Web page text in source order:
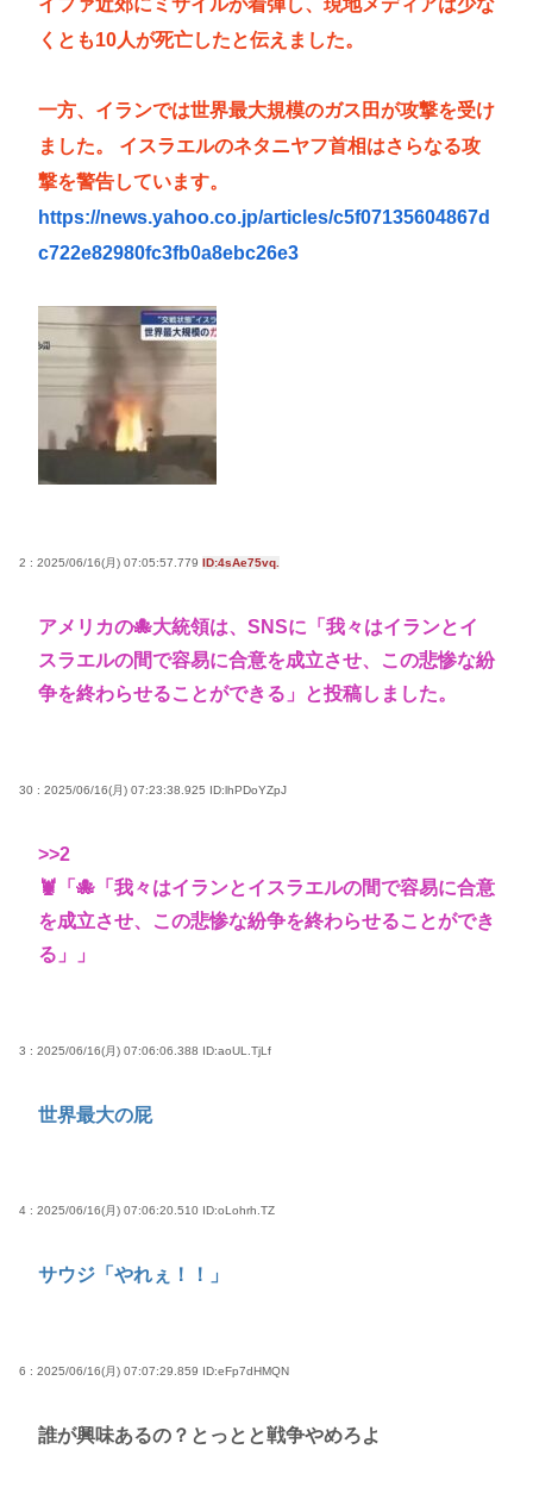
火を見せたいのか自分を見せたいのかどっちだよ！
29歳バンドマン俺、もうどうやったらバズるのかわ
はっきり言って高卒や中卒よりも、いい歳して独身
のほうが恥ずかしいよな🤔
高市早苗さん、憧れのバンドを官邸に招き、自身の
サイン入りドラム・スティックをプレゼントw
若くて美人なママと親友の淫らな行為内容を毎回聞
ガチで “ママ” ブーム来てるよな
ポケカ資産が100万円超えた男の子www
【高市動画】こういうオスガキってどうやったら産
まれるの？
中国のメスガキ、民度が終わりすぎてる
イファ近郊にミサイルが着弾し、現地メディアは少な
くとも10人が死亡したと伝えました。
一方、イランでは世界最大規模のガス田が攻撃を受け
ました。 イスラエルのネタニヤフ首相はさらなる攻
撃を警告しています。
https://news.yahoo.co.jp/articles/c5f07135604867d
c722e82980fc3fb0a8ebc26e3
2 : 2025/06/16(月) 07:05:57.779 ID:4sAe75vq.
アメリカの🐙大統領は、SNSに「我々はイランとイ
スラエルの間で容易に合意を成立させ、この悲惨な紛
争を終わらせることができる」と投稿しました。
30 : 2025/06/16(月) 07:23:38.925 ID:lhPDoYZpJ
>>2
🦞「🐙「我々はイランとイスラエルの間で容易に合意
を成立させ、この悲惨な紛争を終わらせることができ
る」」
3 : 2025/06/16(月) 07:06:06.388 ID:aoUL.TjLf
世界最大の屁
4 : 2025/06/16(月) 07:06:20.510 ID:oLohrh.TZ
サウジ「やれぇ！！」
6 : 2025/06/16(月) 07:07:29.859 ID:eFp7dHMQN
誰が興味あるの？とっとと戦争やめろよ